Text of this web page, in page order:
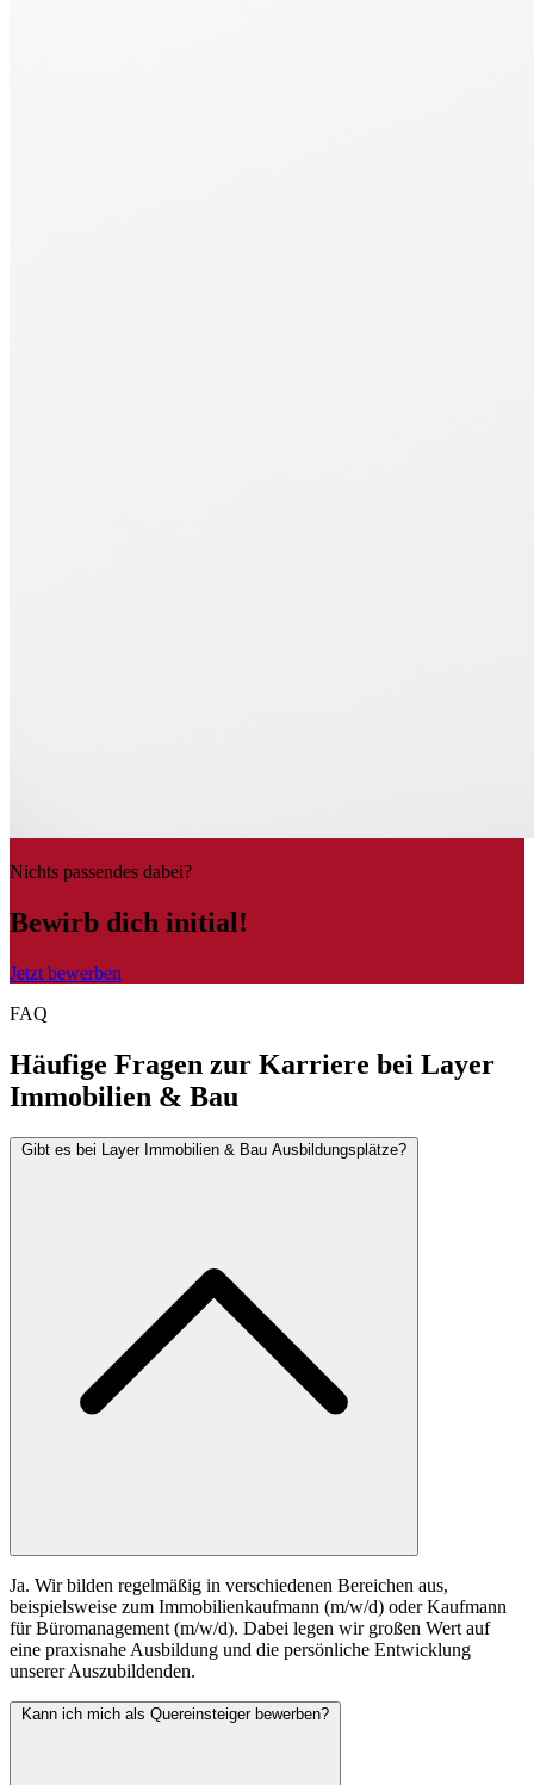
Nichts passendes dabei?
Bewirb dich initial!
Jetzt bewerben
FAQ
Häufige Fragen zur Karriere bei Layer
Immobilien & Bau
Gibt es bei Layer Immobilien & Bau Ausbildungsplätze?
Ja. Wir bilden regelmäßig in verschiedenen Bereichen aus,
beispielsweise zum Immobilienkaufmann (m/w/d) oder Kaufmann
für Büromanagement (m/w/d). Dabei legen wir großen Wert auf
eine praxisnahe Ausbildung und die persönliche Entwicklung
unserer Auszubildenden.
Kann ich mich als Quereinsteiger bewerben?